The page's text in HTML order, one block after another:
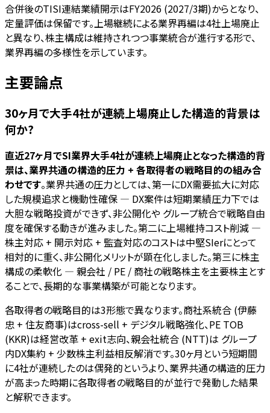
合併後のTISI連結業績開示はFY2026 (2027/3期)からとなり、
定量評価は保留です。上場継続による業界再編は4社上場廃止
と異なり、株主構成は維持されつつ事業統合が進行する形で、
業界再編の多様性を示しています。
主要論点
30ヶ月で大手4社が連続上場廃止した構造的背景は
何か?
直近27ヶ月でSI業界大手4社が連続上場廃止となった構造的背
景は、業界共通の構造的圧力 + 各取得者の戦略目的の組み合
わせです。業界共通の圧力としては、第一にDX需要拡大に対応
した規模追求と機動性確保 — DX案件は短期業績圧力下では
大胆な戦略投資ができず、非公開化や グループ統合で戦略自由
度を確保する動きが進みました。第二に上場維持コスト削減 —
株主対応 + 開示対応 + 監査対応のコストは中堅SIerにとって
相対的に重く、非公開化メリットが顕在化しました。第三に株主
構成の柔軟化 — 親会社 / PE / 商社の戦略株主を主要株主とす
ることで、長期的な事業構築が可能となります。
各取得者の戦略目的は3形態で異なります。商社系統合 (伊藤
忠 + 住友商事)はcross-sell + デジタル戦略強化、PE TOB
(KKR)は経営改革 + exit志向、親会社統合 (NTT)は グループ
内DX集約 + 少数株主利益相反解消です。30ヶ月という短期間
に4社が連続したのは偶発的というより、業界共通の構造的圧力
が高まった時期に各取得者の戦略目的が並行で発動した結果
と解釈できます。